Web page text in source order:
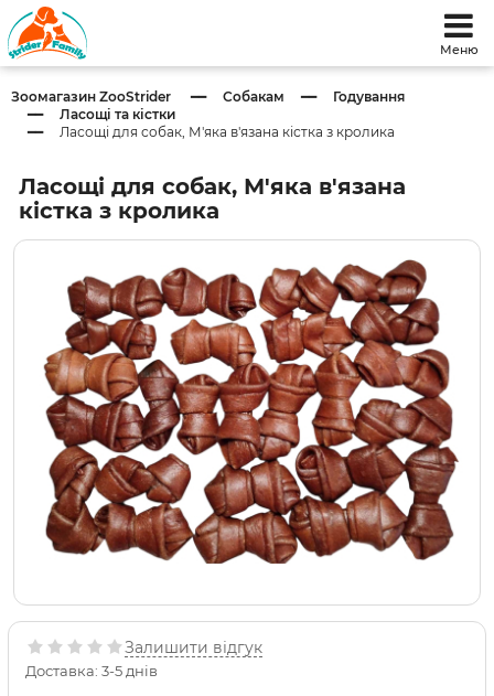
Меню
Зоомагазин ZooStrider Собакам
Годування
Ласощі та кістки
Ласощі для собак, М'яка в'язана кістка з кролика
Ласощі для собак, М'яка в'язана
кістка з кролика
Залишити відгук
Доставка: 3-5 днів